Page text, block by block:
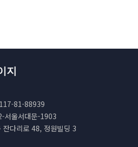
지
81-88939
서울서대문-1903
잔다리로 48, 정원빌딩 3